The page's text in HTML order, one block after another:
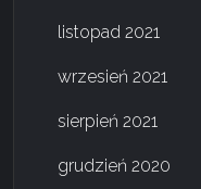
listopad 2021
wrzesień 2021
sierpień 2021
grudzień 2020